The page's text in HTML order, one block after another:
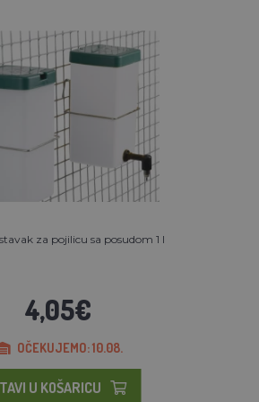
za pojilicu sa posudom 1 l
4,05€
OČEKUJEMO: 10.08.
U KOŠARICU